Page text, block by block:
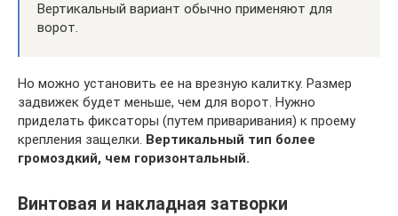
Вертикальный вариант обычно применяют для
ворот.
Но можно установить ее на врезную калитку. Размер
задвижек будет меньше, чем для ворот. Нужно
приделать фиксаторы (путем приваривания) к проему
крепления защелки. Вертикальный тип более
громоздкий, чем горизонтальный.
Винтовая и накладная затворки